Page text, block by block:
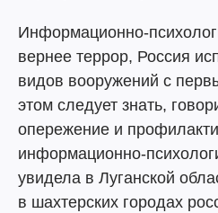
Информационно-
вернее террор, Россия
видов вооружений с
этом следует знать,
опережение и
информационно-
увидела в Луганской
в шахтерских городах